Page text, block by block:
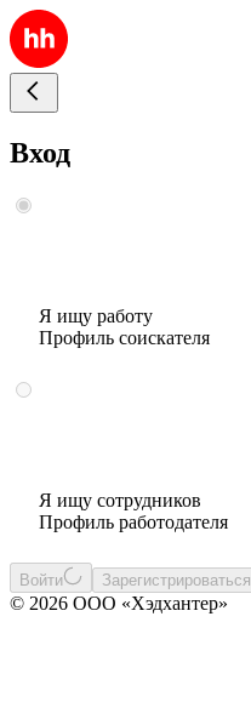
Вход
Я ищу работу
Профиль соискателя
Я ищу сотрудников
Профиль работодателя
Войти Зарегистрироваться
© 2026 ООО «Хэдхантер»